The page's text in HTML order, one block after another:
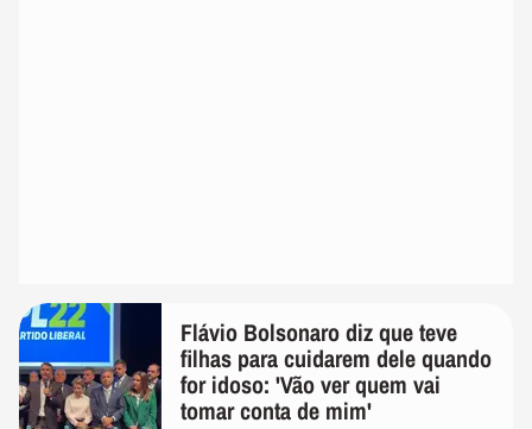
Flávio Bolsonaro diz que teve
filhas para cuidarem dele quando
for idoso: 'Vão ver quem vai
tomar conta de mim'